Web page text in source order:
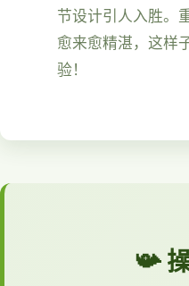
节设计引人入胜。
愈来愈精湛，这样
验！
📯